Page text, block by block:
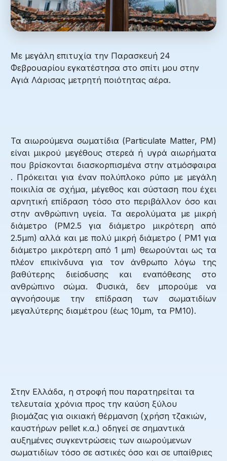
Με μεγάλη επιτυχία την Παρασκευή 24
Φεβρουαρίου εγκατέστησα στο σπίτι μου στην
Αγιά Λάρισας μετρητή ποιότητας αέρα.
Τα αιωρούμενα σωματίδια (Particulate Matter, PM)
είναι μικρού μεγέθους στερεά ή υγρά αιωρήματα
που βρίσκονται διασκορπισμένα στην ατμόσφαιρα
. Πρόκειται για έναν πολύπλοκο ρύπο με μεγάλη
ποικιλία σε σχήμα, μέγεθος και σύσταση που έχει
αρνητική επίδραση τόσο στο περιβάλλον όσο και
στην ανθρώπινη υγεία. Τα αερολύματα με μικρή
διάμετρο (PM2.5 για διάμετρο μικρότερη από
2.5μm) αλλά και με πολύ μικρή διάμετρο ( PM1 για
διάμετρο μικρότερη από 1 μm) θεωρούνται ως τα
πλέον επικίνδυνα για τον άνθρωπο λόγω της
βαθύτερης διείσδυσης και εναπόθεσης στο
ανθρώπινο σώμα. Φυσικά, δεν μπορούμε να
αγνοήσουμε την επίδραση των σωματιδίων
μεγαλύτερης διαμέτρου (έως 10μm, τα PM10).
Στην Ελλάδα, η στροφή που παρατηρείται τα
τελευταία χρόνια προς την καύση ξύλου
βιομάζας για οικιακή θέρμανση (χρήση τζακιών,
καυστήρων pellet κ.α.) οδηγεί σε σημαντικά
αυξημένες συγκεντρώσεις των αιωρούμενων
σωματιδίων τόσο σε αστικές όσο και σε υπαίθριες